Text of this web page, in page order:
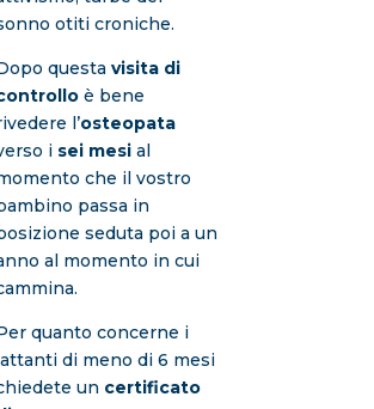
otiti croniche.
questa visita di
è bene
l’osteopata
isei mesial
che il vostro
passa in
seduta poi a un
al momento in cui
quanto concerne i
lattanti di meno di 6 mesi
un certificato